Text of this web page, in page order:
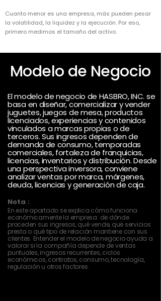
Cuanto menor es una empresa, más pueden pesar
la volatilidad, la liquidez y la ejecución. Por eso,
primero medimos el tamaño del activo.
Modelo de Negocio
El modelo de negocio de HASBRO, INC. se
basa en diseñar, comercializar y vender
juguetes, juegos de mesa, productos
licenciados, experiencias y contenidos
vinculados a marcas propias o de
terceros. Sus ingresos dependen de
demanda de consumo, temporadas
comerciales, fortaleza de franquicias,
licencias, inventarios y distribución. Desde
una perspectiva inversora, conviene
analizar ventas por marca, márgenes,
deuda, licencias y generación de caja.
Nota :
En este apartado se explica cómo funciona
económicamente la empresa: de dónde
proceden sus ingresos, qué vende, qué servicios
presta o qué tipo de relación mantiene con sus
clientes. Entender el modelo de negocio ayuda a
valorar si la compañía depende de ventas
puntuales, ingresos recurrentes, ciclos
económicos, contratos, consumo, tecnología,
regulación u otros factores.